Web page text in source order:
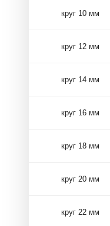
круг 10 мм
круг 12 мм
круг 14 мм
круг 16 мм
круг 18 мм
круг 20 мм
круг 22 мм